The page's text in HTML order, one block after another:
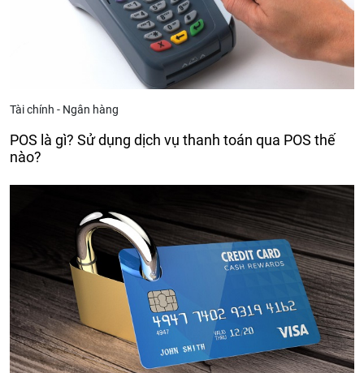
Tài chính - Ngân hàng
POS là gì? Sử dụng dịch vụ thanh toán qua POS thế
nào?